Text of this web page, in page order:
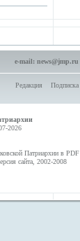
e-mail: news@jmp.ru
Редакция Подписка
2026
Патриархии в PDF
сайта, 2002-2008